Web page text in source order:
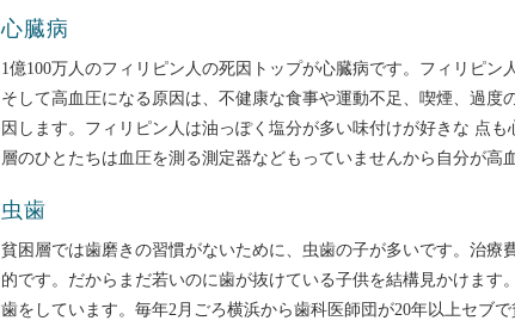
心臓病
1億100万人のフィリピン人の死因トップが心臓病です。フィリピン
そして高血圧になる原因は、不健康な食事や運動不足、喫煙、過
因します。フィリピン人は油っぽく塩分が多い味付けが好きな 点
層のひとたちは血圧を測る測定器などもっていませんから自分が高
虫歯
貧困層では歯磨きの習慣がないために、虫歯の子が多いです。治
的です。だからまだ若いのに歯が抜けている子供を結構見かけま
歯をしています。毎年2月ごろ横浜から歯科医師団が20年以上セブ